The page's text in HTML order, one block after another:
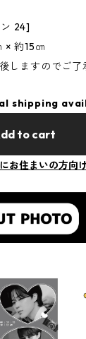
24]
× 約15㎝
しますのでご了
shipping
to cart
お住まいの方向